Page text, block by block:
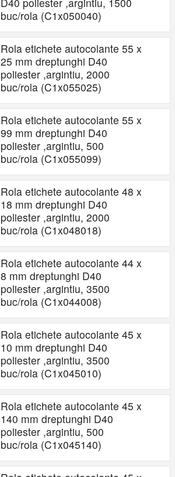
buc/rola (C1x050040)
Rola etichete autocolante 55 x
25 mm dreptunghi D40
poliester ,argintiu, 2000
buc/rola (C1x055025)
Rola etichete autocolante 55 x
99 mm dreptunghi D40
poliester ,argintiu, 500
buc/rola (C1x055099)
Rola etichete autocolante 48 x
18 mm dreptunghi D40
poliester ,argintiu, 2000
buc/rola (C1x048018)
Rola etichete autocolante 44 x
8 mm dreptunghi D40
poliester ,argintiu, 3500
buc/rola (C1x044008)
Rola etichete autocolante 45 x
10 mm dreptunghi D40
poliester ,argintiu, 3500
buc/rola (C1x045010)
Rola etichete autocolante 45 x
140 mm dreptunghi D40
poliester ,argintiu, 500
buc/rola (C1x045140)